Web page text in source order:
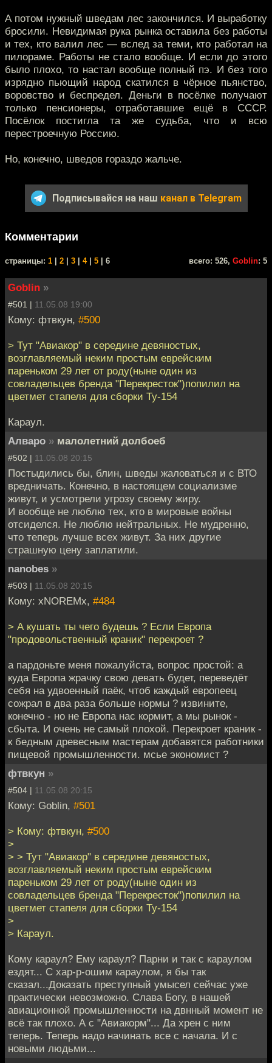
А потом нужный шведам лес закончился. И выработку
бросили. Невидимая рука рынка оставила без работы
и тех, кто валил лес — вслед за теми, кто работал на
пилораме. Работы не стало вообще. И если до этого
было плохо, то настал вообще полный пэ. И без того
изрядно пьющий народ скатился в чёрное пьянство,
воровство и беспредел. Деньги в посёлке получают
только пенсионеры, отработавшие ещё в СССР.
Посёлок постигла та же судьба, что и всю
перестроечную Россию.
Но, конечно, шведов гораздо жальче.
Подписывайся на наш канал в Telegram
Комментарии
cтраницы: 1 2 3 4| 5 | 6 всего: 526, Goblin: 5
Goblin »
#501 | 11.05.08 19:00
Кому: фтвкун, #500
> Тут "Авиакор" в середине девяностых,
возглавляемый неким простым еврейским
пареньком 29 лет от роду(ныне один из
совладельцев бренда "Перекресток")попилил на
цветмет стапеля для сборки Ту-154
Караул.
Алваро » малолетний долбоеб
#502 | 11.05.08 20:15
Постыдились бы, блин, шведы жаловаться и с ВТО
вредничать. Конечно, в настоящем социализме
живут, и усмотрели угрозу своему жиру.
И вообще не люблю тех, кто в мировые войны
отсиделся. Не люблю нейтральных. Не мудренно,
что теперь лучше всех живут. За них другие
страшную цену заплатили.
nanobes »
#503 | 11.05.08 20:15
Кому: xNOREMx, #484
> А кушать ты чего будешь ? Если Европа
"продовольственный краник" перекроет ?
а пардоньте меня пожалуйста, вопрос простой: а
куда Европа жрачку свою девать будет, переведёт
себя на удвоенный паёк, чтоб каждый европеец
сожрал в два раза больше нормы ? извините,
конечно - но не Европа нас кормит, а мы рынок -
сбыта. И очень не самый плохой. Перекроет краник -
к бедным древесным мастерам добавятся работники
пищевой промышленности. мсье экономист ?
фтвкун »
#504 | 11.05.08 20:15
Кому: Goblin, #501
> Кому: фтвкун, #500
>
> > Тут "Авиакор" в середине девяностых,
возглавляемый неким простым еврейским
пареньком 29 лет от роду(ныне один из
совладельцев бренда "Перекресток")попилил на
цветмет стапеля для сборки Ту-154
>
> Караул.
Кому караул? Ему караул? Парни и так с караулом
ездят... С хар-р-ошим караулом, я бы так
сказал...Доказать преступный умысел сейчас уже
практически невозможно. Слава Богу, в нашей
авиационной промышленности на двнный момент не
всё так плохо. А с "Авиакорм"... Да хрен с ним
теперь. Теперь надо начинать все с начала. И с
новыми людьми...